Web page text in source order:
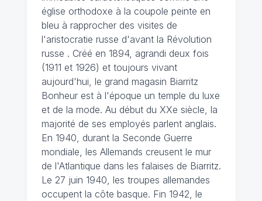
église orthodoxe à la coupole peinte en
bleu à rapprocher des visites de
l'aristocratie russe d'avant la Révolution
russe . Créé en 1894, agrandi deux fois
(1911 et 1926) et toujours vivant
aujourd'hui, le grand magasin Biarritz
Bonheur est à l'époque un temple du luxe
et de la mode. Au début du XXe siècle, la
majorité de ses employés parlent anglais.
En 1940, durant la Seconde Guerre
mondiale, les Allemands creusent le mur
de l'Atlantique dans les falaises de Biarritz.
Le 27 juin 1940, les troupes allemandes
occupent la côte basque. Fin 1942, le